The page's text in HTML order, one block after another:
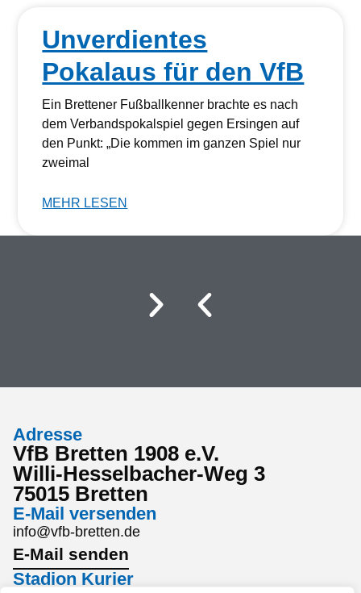
Unverdientes
Pokalaus für den VfB
Ein Brettener Fußballkenner brachte es nach
dem Verbandspokalspiel gegen Ersingen auf
den Punkt: „Die kommen im ganzen Spiel nur
zweimal
MEHR LESEN
Adresse
VfB Bretten 1908 e.V.
Willi-Hesselbacher-Weg 3
75015 Bretten
E-Mail versenden
info@vfb-bretten.de
E-Mail senden
Stadion Kurier